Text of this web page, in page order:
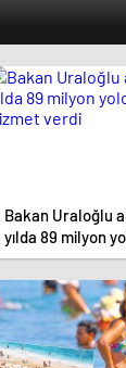
Bakan Uraloğlu
yılda 89 milyon
hizmet verdi